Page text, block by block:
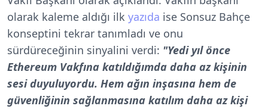
olarak kaleme aldığı ilk yazıda ise Sonsuz Bahçe
konseptini tekrar tanımladı ve onu
sürdüreceğinin sinyalini verdi: "Yedi yıl önce
Ethereum Vakfına katıldığımda daha az kişinin
sesi duyuluyordu. Hem ağın inşasına hem de
güvenliğinin sağlanmasına katılım daha az kişi